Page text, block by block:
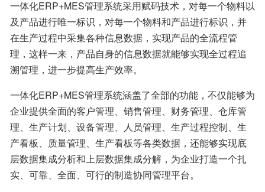
一体化ERP+MES管理系统采用赋码技术，对每一个物料以
及产品进行唯一标识，对每一个物料和产品进行标识，并
在生产过程中采集各种信息数据，实现产品的全流程管
理，这样一来，产品自身的信息数据就能够实现全过程追
溯管理，进一步提高生产效率。
一体化ERP+MES管理系统涵盖了全部的功能，不仅能够为
企业提供全面的客户管理、销售管理、财务管理、仓库管
理、生产计划、设备管理、人员管理、生产过程控制、生
产看板、质量管理、生产看板等各类数据，还能够实现底
层数据集成分析和上层数据集成分解，为企业打造一个扎
实、可靠、全面、可行的制造协同管理平台。